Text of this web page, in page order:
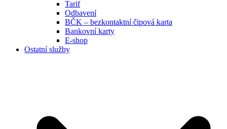
Tarif
Odbavení
BČK – bezkontaktní čipová karta
Bankovní karty
E-shop
Ostatní služby